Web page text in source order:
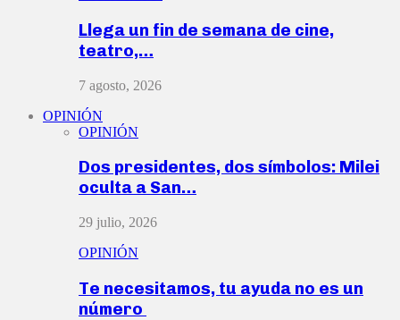
Llega un fin de semana de cine,
teatro,…
7 agosto, 2026
OPINIÓN
OPINIÓN
Dos presidentes, dos símbolos: Milei
oculta a San…
29 julio, 2026
OPINIÓN
Te necesitamos, tu ayuda no es un
número